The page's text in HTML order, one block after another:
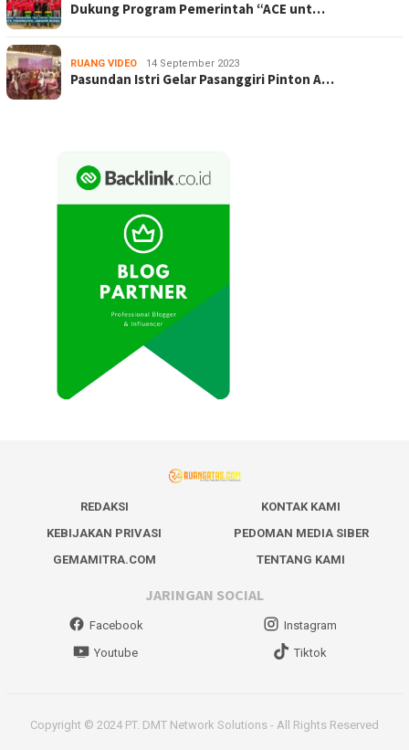
Dukung Program Pemerintah “ACE unt…
RUANG VIDEO 14 September 2023
Pasundan Istri Gelar Pasanggiri Pinton A…
REDAKSI
KONTAK KAMI
KEBIJAKAN PRIVASI
PEDOMAN MEDIA SIBER
GEMAMITRA.COM
TENTANG KAMI
JARINGAN SOCIAL
Facebook
Instagram
Youtube
Tiktok
Copyright © 2024 PT. DMT Network Solutions - All Rights Reserved